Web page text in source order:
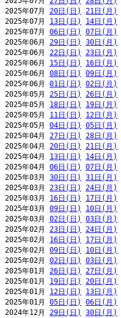
2025年07月 20日(日) 21日(月)
2025年07月 13日(日) 14日(月)
2025年07月 06日(日) 07日(月)
2025年06月 29日(日) 30日(月)
2025年06月 22日(日) 23日(月)
2025年06月 15日(日) 16日(月)
2025年06月 08日(日) 09日(月)
2025年06月 01日(日) 02日(月)
2025年05月 25日(日) 26日(月)
2025年05月 18日(日) 19日(月)
2025年05月 11日(日) 12日(月)
2025年05月 04日(日) 05日(月)
2025年04月 27日(日) 28日(月)
2025年04月 20日(日) 21日(月)
2025年04月 13日(日) 14日(月)
2025年04月 06日(日) 07日(月)
2025年03月 30日(日) 31日(月)
2025年03月 23日(日) 24日(月)
2025年03月 16日(日) 17日(月)
2025年03月 09日(日) 10日(月)
2025年03月 02日(日) 03日(月)
2025年02月 23日(日) 24日(月)
2025年02月 16日(日) 17日(月)
2025年02月 09日(日) 10日(月)
2025年02月 02日(日) 03日(月)
2025年01月 26日(日) 27日(月)
2025年01月 19日(日) 20日(月)
2025年01月 12日(日) 13日(月)
2025年01月 05日(日) 06日(月)
2024年12月 29日(日) 30日(月)